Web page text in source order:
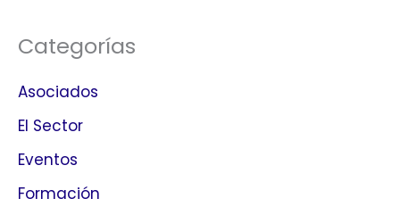
Categorías
Asociados
El Sector
Eventos
Formación